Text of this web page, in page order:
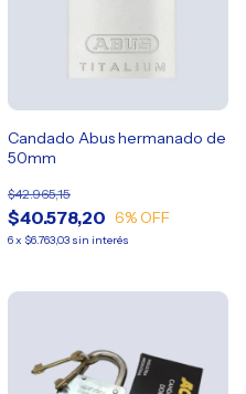
Candado Abus hermanado de
50mm
$40.578,20
$42.965,15
6% OFF
6x $6.763,03 sin interés